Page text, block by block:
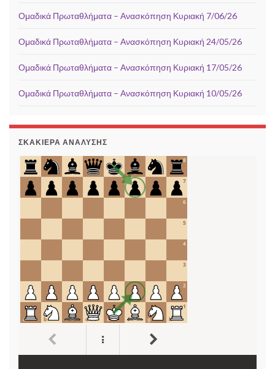
Ομαδικά Πρωταθλήματα – Ανασκόπηση Κυριακή 7/06/26
Ομαδικά Πρωταθλήματα – Ανασκόπηση Κυριακή 24/05/26
Ομαδικά Πρωταθλήματα – Ανασκόπηση Κυριακή 17/05/26
Ομαδικά Πρωταθλήματα – Ανασκόπηση Κυριακή 10/05/26
ΣΚΑΚΙΈΡΑ ΑΝΆΛΥΣΗΣ